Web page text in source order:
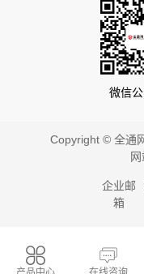
微信
Copyright © 全通
网
企业邮
箱